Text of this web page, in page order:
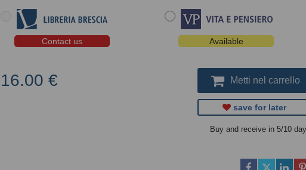
Contact us Available
16.00 € Metti nel carrello
save for later
Buy and receive in 5/10